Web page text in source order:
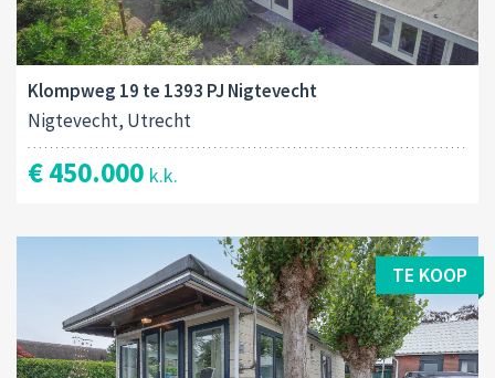
Klompweg 19 te 1393 PJ Nigtevecht
Nigtevecht, Utrecht
€ 450.000 k.k.
TE KOOP